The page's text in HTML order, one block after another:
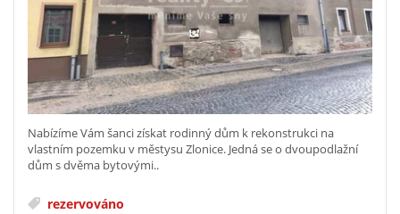
Nabízíme Vám šanci získat rodinný dům k rekonstrukci na
vlastním pozemku v městysu Zlonice. Jedná se o dvoupodlažní
dům s dvěma bytovými..
rezervováno